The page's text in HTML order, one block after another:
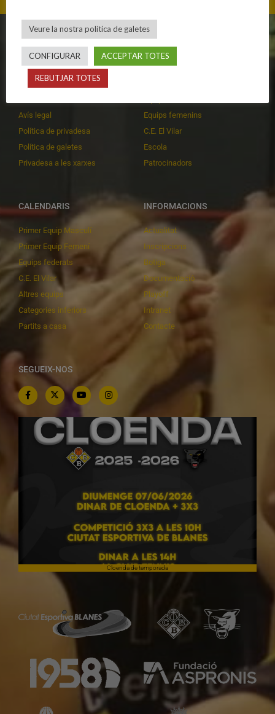
Història
Organització
Avís legal
Política de privadesa
Política de galetes
Privadesa a les xarxes
Primer equip masculí
Equips femenins
C.E. El Vilar
Escola
Patrocinadors
CALENDARIS
Primer Equip Masculí
Primer Equip Femení
Equips federats
C.E. El Vilar
Altres equips
Categories inferiors
Partits a casa
INFORMACIONS
Actualitat
Inscripcions
Botiga
Documentació
Playoff
Intranet
Contacte
SEGUEIX-NOS
Cloenda de temporada
Veure la nostra política de galetes
CONFIGURAR ACCEPTAR TOTES
REBUTJAR TOTES